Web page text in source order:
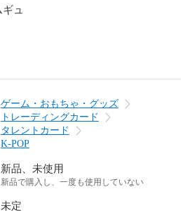
ュ
ゲーム・おもちゃ・グッズ
トレーディングカード
タレントカード
K-POP
新品、未使用
新品で購入し、一度も使用していない
未定